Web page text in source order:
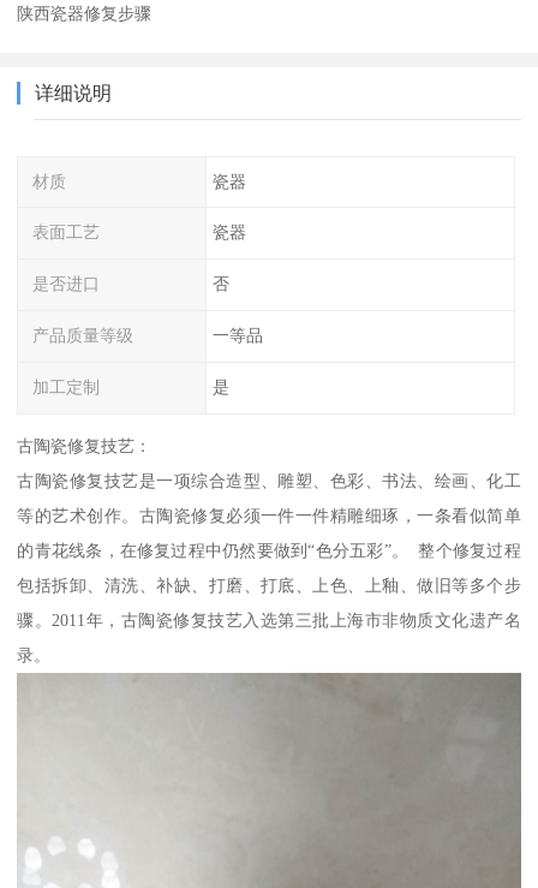
陕西瓷器修复步骤
详细说明
材质 瓷器
表面工艺 瓷器
是否进口 否
产品质量等级 一等品
加工定制 是
古陶瓷修复技艺：
古陶瓷修复技艺是一项综合造型、雕塑、色彩、书法、绘画、化工
等的艺术创作。古陶瓷修复必须一件一件精雕细琢，一条看似简单
的青花线条，在修复过程中仍然要做到“色分五彩”。 整个修复过程
包括拆卸、清洗、补缺、打磨、打底、上色、上釉、做旧等多个步
骤。2011年，古陶瓷修复技艺入选第三批上海市非物质文化遗产名
录。